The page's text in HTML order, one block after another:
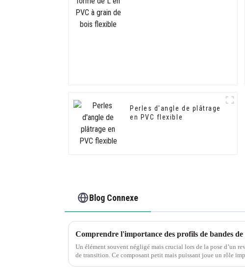
Perles d'angle de plâtrage
en PVC flexible
Blog Connexe
Un élément souvent négligé mais crucial lors de la pose d’un
de transition. Ce composant petit mais puissant joue un rôle